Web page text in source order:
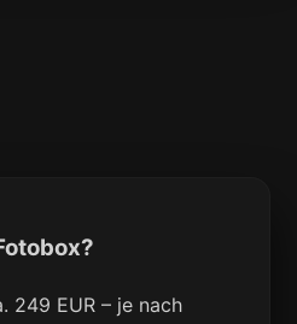
249 EUR – je nach